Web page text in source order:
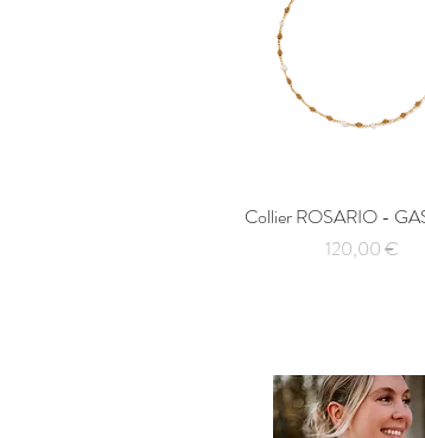
Aperçu rapide
Collier ROSARIO -
Prix
120,00 €